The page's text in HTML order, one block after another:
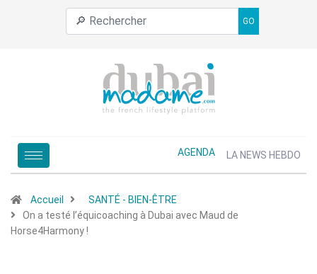
GO
AGENDA LA NEWS HEBDO
Accueil
SANTÉ - BIEN-ÊTRE
On a testé l’équicoaching à Dubai avec Maud de
Horse4Harmony !